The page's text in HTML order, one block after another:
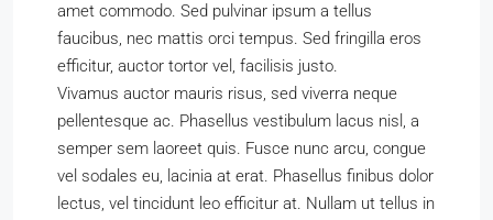
amet commodo. Sed pulvinar ipsum a tellus
faucibus, nec mattis orci tempus. Sed fringilla eros
efficitur, auctor tortor vel, facilisis justo.
Vivamus auctor mauris risus, sed viverra neque
pellentesque ac. Phasellus vestibulum lacus nisl, a
semper sem laoreet quis. Fusce nunc arcu, congue
vel sodales eu, lacinia at erat. Phasellus finibus dolor
lectus, vel tincidunt leo efficitur at. Nullam ut tellus in